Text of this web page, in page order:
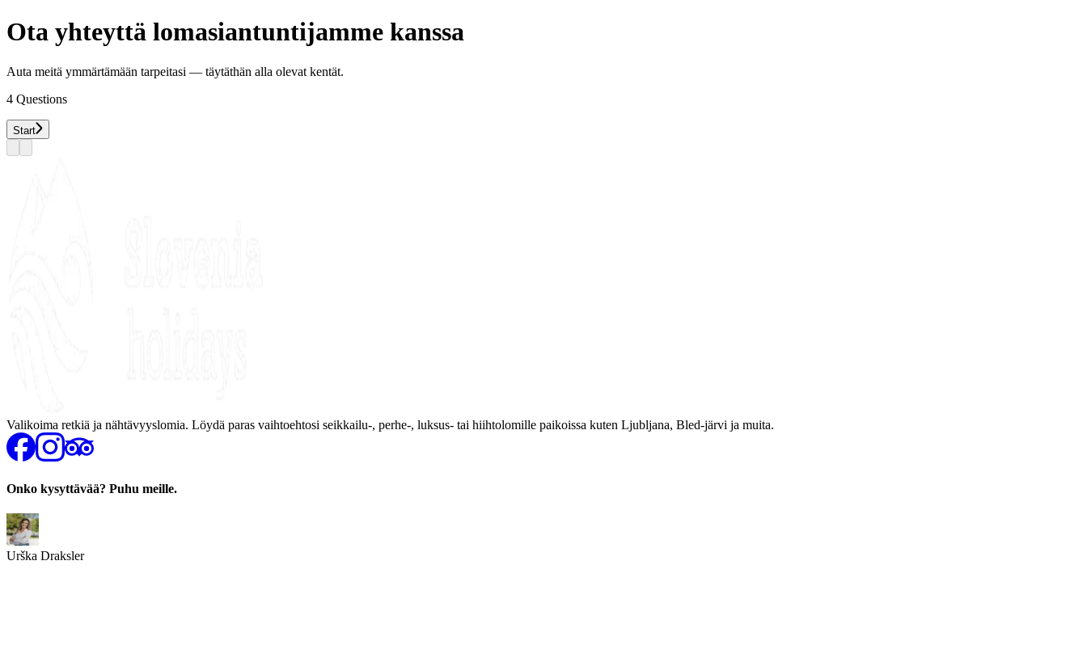
Ota yhteyttä lomasiantuntijamme kanssa
Auta meitä ymmärtämään tarpeitasi — täytäthän alla olevat kentät.
4 Questions
Start
Valikoima retkiä ja nähtävyyslomia. Löydä paras vaihtoehtosi seikkailu-, perhe-, luksus- tai hiihtolomille paikoissa kuten Ljubljana, Bled-järvi ja muita.
Onko kysyttävää? Puhu meille.
Urška Draksler